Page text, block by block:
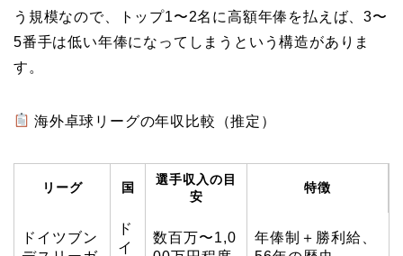
う規模なので、トップ1〜2名に高額年俸を払えば、3〜
5番手は低い年俸になってしまうという構造がありま
す。
海外卓球リーグの年収比較（推定）
リーグ 国
選手収入の目
安
特徴
ドイツブン
ド
イ
数百万〜1,0
年俸制＋勝利給、